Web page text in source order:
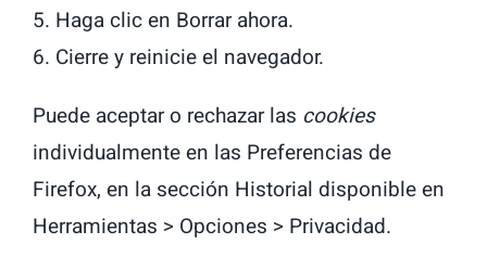
5. Haga clic en Borrar ahora.
6. Cierre y reinicie el navegador.
Puede aceptar o rechazar las cookies
individualmente en las Preferencias de
Firefox, en la sección Historial disponible en
Herramientas > Opciones > Privacidad.